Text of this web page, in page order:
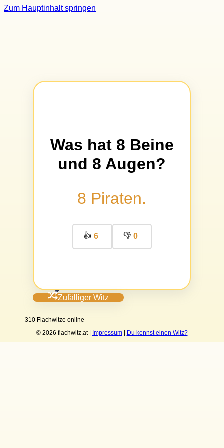
Zum Hauptinhalt springen
Was hat 8 Beine
und 8 Augen?
8 Piraten.
👍 6 👎 0
Zufälliger Witz
310 Flachwitze online
© 2026 flachwitz.at | Impressum| Du kennst einen Witz?